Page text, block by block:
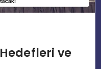
Hedefleri ve